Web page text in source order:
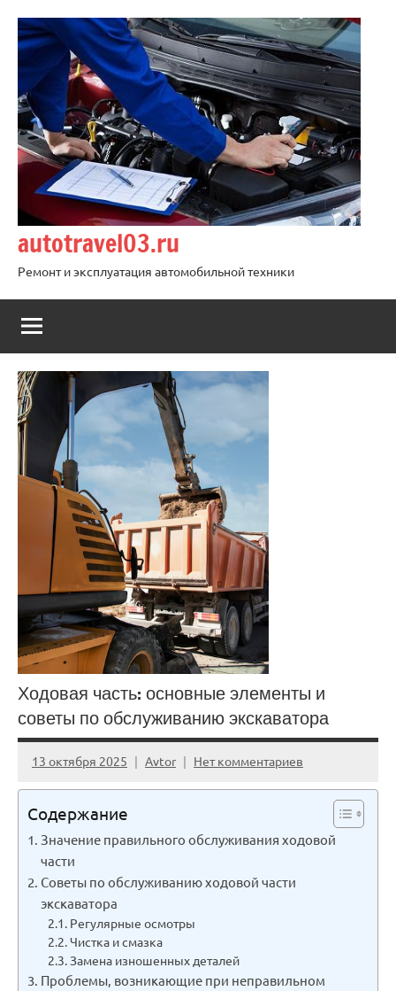
содержимому
autotravel03.ru
Ремонт и эксплуатация автомобильной техники
Ходовая часть: основные элементы и
советы по обслуживанию экскаватора
13 октября 2025 Avtor Нет комментариев
Содержание
Значение правильного обслуживания ходовой
части
Советы по обслуживанию ходовой части
экскаватора
Регулярные осмотры
Чистка и смазка
Замена изношенных деталей
Проблемы, возникающие при неправильном